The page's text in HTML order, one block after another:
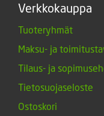
Verkkokauppa
Tuoteryhmät
Maksu- ja
Tilaus- ja
Tietosuojaseloste
Ostoskori